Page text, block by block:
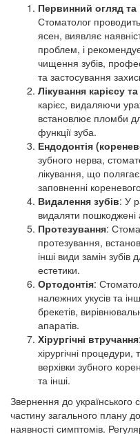
Первинний огляд та
Стоматолог
ясен, виявляє
проблем, і
чищення зубів,
та застосування
Лікування карієсу
карієс, видаляючи
встановлює пломби
функції зуба.
Ендодонтія
зубного нерва,
лікування, що
заповненні
Видалення зубів: У
видаляти пошкоджені
Протезування:
протезування,
інші види замін зубів
естетики.
Ортодонтія:
належних укусів та
брекетів,
апаратів.
Хірургічні втручання
хірургічні процедури,
верхівки зубного
та інші.
Звернення до українського
частину загального плану
наявності симптомів.